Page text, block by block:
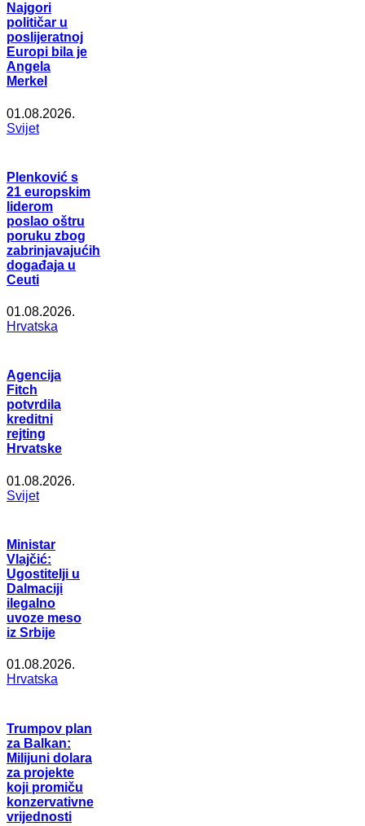
Najgori
političar u
poslijeratnoj
Europi bila je
Angela
Merkel
01.08.2026.
Svijet
Plenković s
21 europskim
liderom
poslao oštru
poruku zbog
zabrinjavajućih
događaja u
Ceuti
01.08.2026.
Hrvatska
Agencija
Fitch
potvrdila
kreditni
rejting
Hrvatske
01.08.2026.
Svijet
Ministar
Vlajčić:
Ugostitelji u
Dalmaciji
ilegalno
uvoze meso
iz Srbije
01.08.2026.
Hrvatska
Trumpov plan
za Balkan:
Milijuni dolara
za projekte
koji promiču
konzervativne
vrijednosti